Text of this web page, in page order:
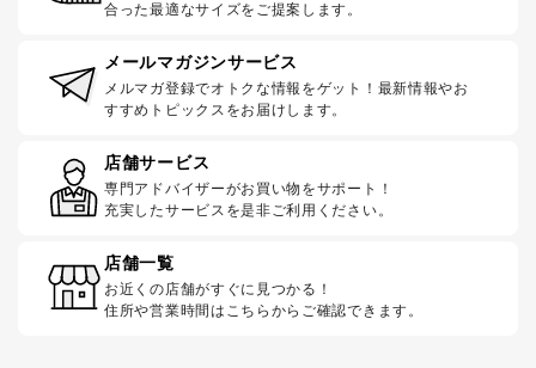
合った最適なサイズをご提案します。
メールマガジンサービス
メルマガ登録でオトクな情報をゲット！最新情報やお
すすめトピックスをお届けします。
店舗サービス
専門アドバイザーがお買い物をサポート！
充実したサービスを是非ご利用ください。
店舗一覧
お近くの店舗がすぐに見つかる！
住所や営業時間はこちらからご確認できます。